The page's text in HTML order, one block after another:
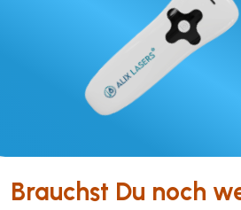
Brauchst Du noch